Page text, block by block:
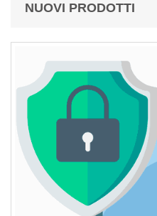
NUOVI PRODOTTI